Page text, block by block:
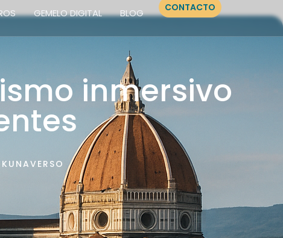
Our Services Our Story Contact Us
GEMELO DIGITAL BLOG CONTACTO
inmersivo
KUNAVERSO